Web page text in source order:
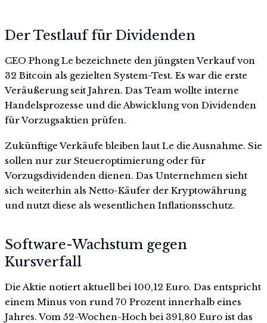
Der Testlauf für Dividenden
CEO Phong Le bezeichnete den jüngsten Verkauf von
32 Bitcoin als gezielten System-Test. Es war die erste
Veräußerung seit Jahren. Das Team wollte interne
Handelsprozesse und die Abwicklung von Dividenden
für Vorzugsaktien prüfen.
Zukünftige Verkäufe bleiben laut Le die Ausnahme. Sie
sollen nur zur Steueroptimierung oder für
Vorzugsdividenden dienen. Das Unternehmen sieht
sich weiterhin als Netto-Käufer der Kryptowährung
und nutzt diese als wesentlichen Inflationsschutz.
Software-Wachstum gegen
Kursverfall
Die Aktie notiert aktuell bei 100,12 Euro. Das entspricht
einem Minus von rund 70 Prozent innerhalb eines
Jahres. Vom 52-Wochen-Hoch bei 391,80 Euro ist das